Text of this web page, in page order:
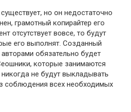
но он недостаточно
грамотный копирайтер его
отсутствует вовсе, то будут
его выполнят. Созданный
обязательно будет
которые занимаются
не будут выкладывать
соблюдения всех необходимых